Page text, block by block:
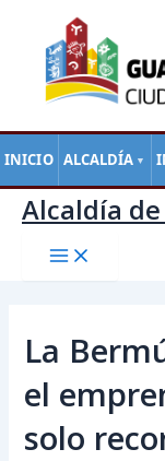
INICIO ALCALDÍA ▼
contenido
Alcaldía
Menu
La
el
solo
Navegación
entradas